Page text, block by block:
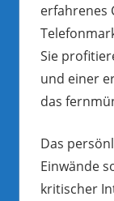
erfahrenes
Sie
und einer
das
Das
Einwände
kritischer